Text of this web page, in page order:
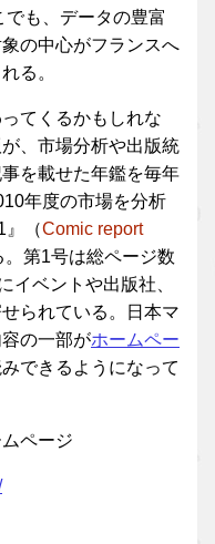
でも、データの豊富
の中心がフランスへ
る。
てくるかもしれな
、市場分析や出版統
を載せた年鑑を毎年
年度の市場を分析
』（Comic report
第1号は総ページ数
イベントや出版社、
られている。日本マ
の一部がホームペー
できるようになって
ページ